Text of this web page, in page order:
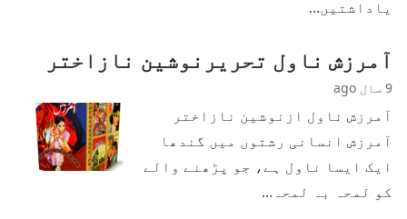
یاداشتیں…
آمرزش ناول تحریرنوشین نازاختر
9 سال ago
آمرزش ناول ازنوشین نازاختر
آمرزش انسانی رشتوں میں گندھا
ایک ایسا ناول ہے، جو پڑھنے والے
کو لمحہ بہ لمحہ…